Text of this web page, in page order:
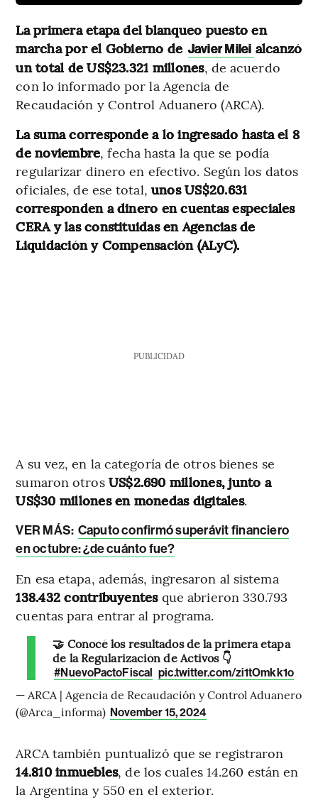
La primera etapa del blanqueo puesto en
marcha por el Gobierno de Javier Milei alcanzó
un total de US$23.321 millones, de acuerdo
con lo informado por la Agencia de
Recaudación y Control Aduanero (ARCA).
La suma corresponde a lo ingresado hasta el 8
de noviembre, fecha hasta la que se podía
regularizar dinero en efectivo. Según los datos
oficiales, de ese total, unos US$20.631
corresponden a dinero en cuentas especiales
CERA y las constituidas en Agencias de
Liquidación y Compensación (ALyC).
PUBLICIDAD
A su vez, en la categoría de otros bienes se
sumaron otros US$2.690 millones, junto a
US$30 millones en monedas digitales.
VER MÁS: Caputo confirmó superávit financiero
en octubre: ¿de cuánto fue?
En esa etapa, además, ingresaron al sistema
138.432 contribuyentesque abrieron 330.793
cuentas para entrar al programa.
🤝 Conocé los resultados de la primera etapa
de la Regularización de Activos 👇
#NuevoPactoFiscal pic.twitter.com/zi1tOmkk1o
— ARCA | Agencia de Recaudación y Control Aduanero
(@Arca_informa) November 15, 2024
ARCA también puntualizó que se registraron
14.810 inmuebles, de los cuales 14.260 están en
la Argentina y 550 en el exterior.